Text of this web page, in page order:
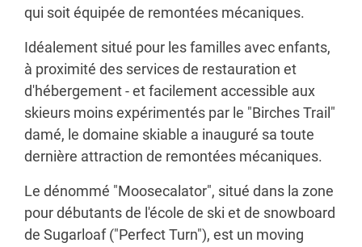
qui soit équipée de remontées mécaniques.
Idéalement situé pour les familles avec enfants,
à proximité des services de restauration et
d'hébergement - et facilement accessible aux
skieurs moins expérimentés par le "Birches Trail"
damé, le domaine skiable a inauguré sa toute
dernière attraction de remontées mécaniques.
Le dénommé "Moosecalator", situé dans la zone
pour débutants de l'école de ski et de snowboard
de Sugarloaf ("Perfect Turn"), est un moving